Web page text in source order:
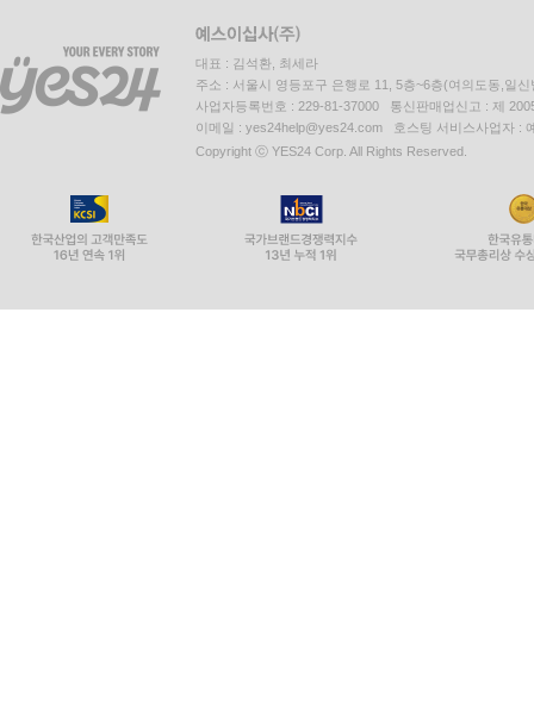
대표 : 김석환, 최세라
주소 : 서울시 영등포구 은행로 11, 5층~6층(여의도동,일신
사업자등록번호 : 229-81-37000 통신판매업신고 : 제
이메일 : yes24help@yes24.com 호스팅 서비스사업자 :
Copyright ⓒ YES24 Corp. All Rights Reserved.